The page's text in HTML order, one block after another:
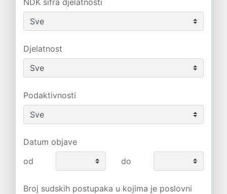
NDK šifra djelatnosti
Djelatnost
Podaktivnosti
Datum objave
od
do
Broj sudskih postupaka u kojima je poslovni